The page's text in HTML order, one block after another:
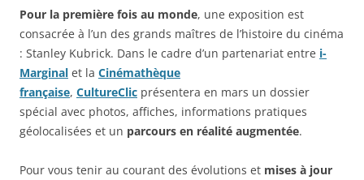
Pour la première fois au monde, une exposition est
consacrée à l’un des grands maîtres de l’histoire du cinéma
: Stanley Kubrick. Dans le cadre d’un partenariat entre i-
Marginal et la Cinémathèque
française, CultureClic présentera en mars un dossier
spécial avec photos, affiches, informations pratiques
géolocalisées et un parcours en réalité augmentée.
Pour vous tenir au courant des évolutions et mises à jour